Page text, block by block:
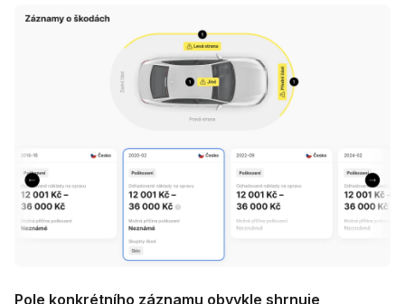
Pole konkrétního záznamu obvykle shrnuje